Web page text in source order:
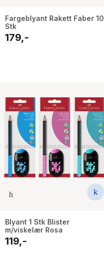
Fargeblyant Rakett Faber 10
Stk
179,-
Blyant 1 Stk Blister
m/viskelær Rosa
119,-